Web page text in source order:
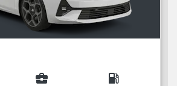
business_center local_gas_station